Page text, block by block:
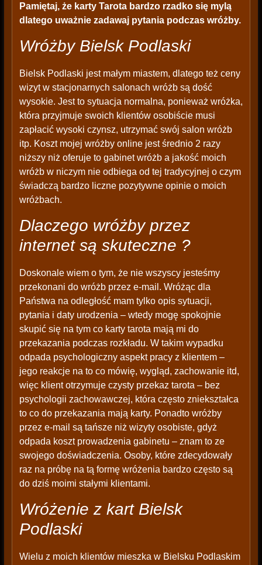
Pamiętaj, że karty Tarota bardzo rzadko się mylą
dlatego uważnie zadawaj pytania podczas wróżby.
Wróżby Bielsk Podlaski
Bielsk Podlaski jest małym miastem, dlatego też ceny
wizyt w stacjonarnych salonach wróżb są dość
wysokie. Jest to sytuacja normalna, ponieważ wróżka,
która przyjmuje swoich klientów osobiście musi
zapłacić wysoki czynsz, utrzymać swój salon wróżb
itp. Koszt mojej wróżby online jest średnio 2 razy
niższy niż oferuje to gabinet wróżb a jakość moich
wróżb w niczym nie odbiega od tej tradycyjnej o czym
świadczą bardzo liczne pozytywne opinie o moich
wróżbach.
Dlaczego wróżby przez
internet są skuteczne ?
Doskonale wiem o tym, że nie wszyscy jesteśmy
przekonani do wróżb przez e-mail. Wróżąc dla
Państwa na odległość mam tylko opis sytuacji,
pytania i daty urodzenia – wtedy mogę spokojnie
skupić się na tym co karty tarota mają mi do
przekazania podczas rozkładu. W takim wypadku
odpada psychologiczny aspekt pracy z klientem –
jego reakcje na to co mówię, wygląd, zachowanie itd,
więc klient otrzymuje czysty przekaz tarota – bez
psychologii zachowawczej, która często zniekształca
to co do przekazania mają karty. Ponadto wróżby
przez e-mail są tańsze niż wizyty osobiste, gdyż
odpada koszt prowadzenia gabinetu – znam to ze
swojego doświadczenia. Osoby, które zdecydowały
raz na próbę na tą formę wróżenia bardzo często są
do dziś moimi stałymi klientami.
Wróżenie z kart Bielsk
Podlaski
Wielu z moich klientów mieszka w Bielsku Podlaskim